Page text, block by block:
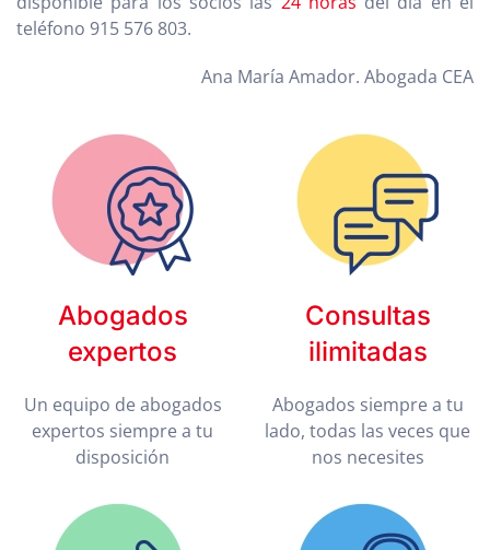
teléfono 915 576 803.
Ana María Amador. Abogada CEA
Abogados
expertos
Un equipo de abogados
expertos siempre a tu
disposición
Consultas
ilimitadas
Abogados siempre a tu
lado, todas las veces que
nos necesites